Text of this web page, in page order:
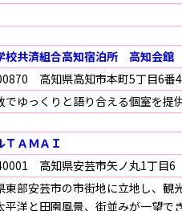
校共済組合高知宿泊所 高知会館
高知県高知市本町5丁目6番
でゆっくりと語り合える個室を提
ＴＡＭＡＩ
高知県安芸市矢ノ丸1丁目6
東部安芸市の市街地に立地し、観
平洋と田園風景、街並みが一望で